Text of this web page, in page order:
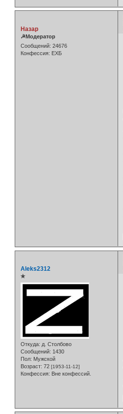
Назар
☭Модератор
Сообщений: 24676
Конфессия: ЕХБ
Aleks2312
✯
Откуда: д. Столбово
Сообщений: 1430
Пол: Мужской
Возраст: 72 [1953-11-12]
Конфессия: Вне конфессий.